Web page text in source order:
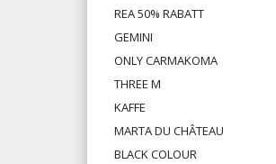
REA 50% RABATT
GEMINI
ONLY CARMAKOMA
THREE M
KAFFE
MARTA DU CHÂTEAU
BLACK COLOUR